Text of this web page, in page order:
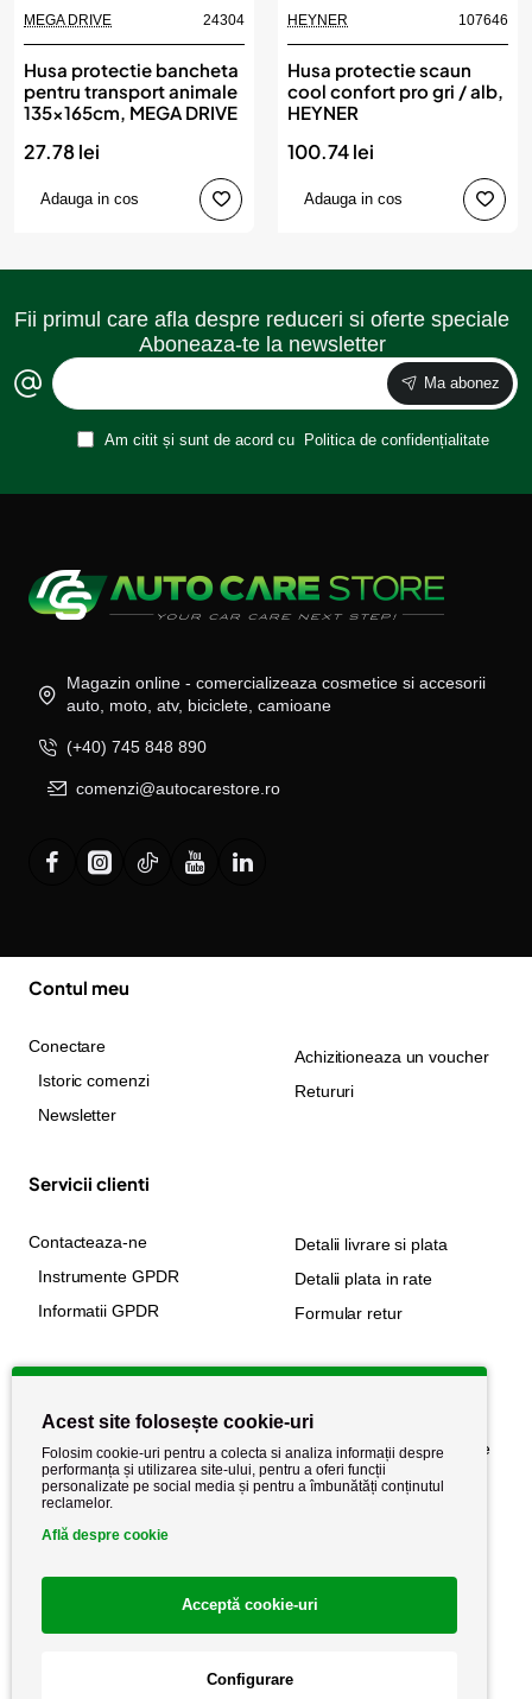
MEGA DRIVE 24304
Husa protectie bancheta
pentru transport animale
135x165cm, MEGA DRIVE
27.78 lei
Adauga in cos
HEYNER 107646
Husa protectie scaun
cool confort pro gri / alb,
HEYNER
100.74 lei
Adauga in cos
Fii primul care afla despre reduceri si oferte speciale
Aboneaza-te la newsletter
Ma abonez
Am citit și sunt de acord cu Politica de confidențialitate
Magazin online - comercializeaza cosmetice si accesorii
auto, moto, atv, biciclete, camioane
(+40) 745 848 890
comenzi@autocarestore.ro
Contul meu
Conectare
Istoric comenzi
Newsletter
Achizitioneaza un voucher
Retururi
Servicii clienti
Contacteaza-ne
Instrumente GPDR
Informatii GPDR
Detalii livrare si plata
Detalii plata in rate
Formular retur
Despre noi
Stiri si noutati
Politica de confidențialitate
Politica de retur
Acest site folosește cookie-uri
Folosim cookie-uri pentru a colecta si analiza informații despre
performanța și utilizarea site-ului, pentru a oferi funcții
personalizate pe social media și pentru a îmbunătăți conținutul
reclamelor.
Află despre cookie
Acceptă cookie-uri
Configurare